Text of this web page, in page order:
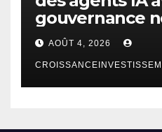
gouvernance
AOÛT 4, 2026